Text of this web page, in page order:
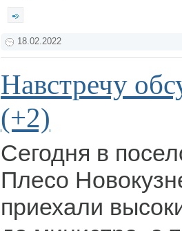
18.02.2022
Навстречу
(+2)
Сегодня в
Плесо
приехали